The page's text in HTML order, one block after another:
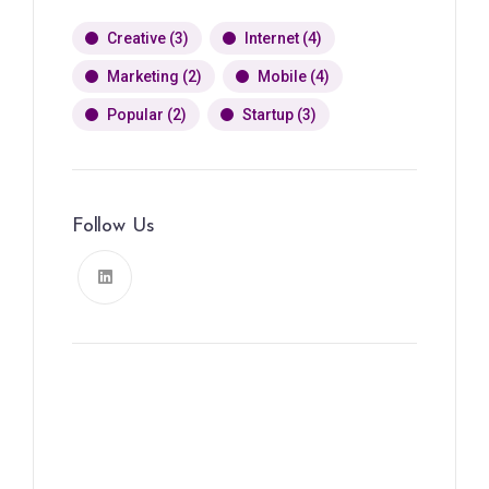
Creative (3) Internet (4)
Marketing (2) Mobile (4)
Popular (2) Startup (3)
Follow Us